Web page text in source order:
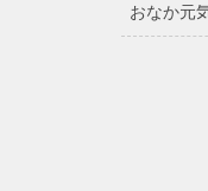
おなか元